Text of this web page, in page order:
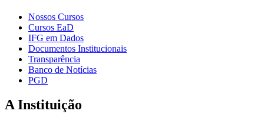
Nossos Cursos
Cursos EaD
IFG em Dados
Documentos Institucionais
Transparência
Banco de Notícias
PGD
A Instituição